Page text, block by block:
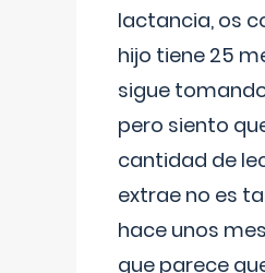
lactancia, os
hijo tiene 25
sigue
pero siento
cantidad de
extrae no es
hace unos
que parece